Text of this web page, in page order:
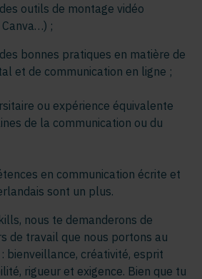
outils de montage vidéo
;
bonnes pratiques en matière de
et de communication en ligne ;
ou expérience équivalente
de la communication ou du
en communication écrite et
sont un plus.
nous te demanderons de
de travail que nous portons au
bienveillance, créativité, esprit
rigueur et exigence. Bien que tu